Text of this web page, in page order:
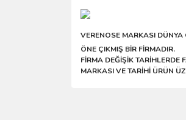
VERENOSE MARKASI
ÖNE ÇIKMIŞ BİR FİRMADIR.
FİRMA DEĞİŞİK TARİHLERDE
MARKASI VE TARİHİ ÜRÜN